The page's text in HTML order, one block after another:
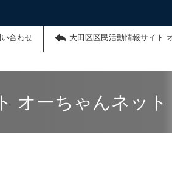
い合わせ 大田区区民活動情報サイト
オーちゃんネット